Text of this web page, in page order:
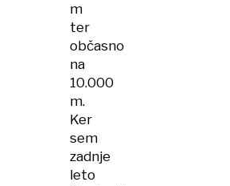
m
ter
občasno
na
10.000
m.
Ker
sem
zadnje
leto